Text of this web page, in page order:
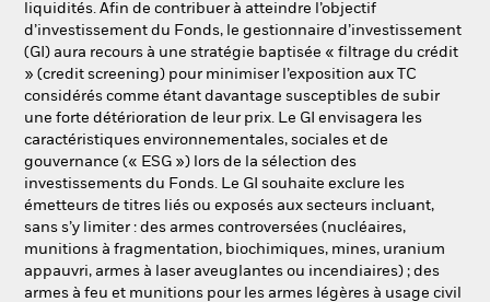
liquidités. Afin de contribuer à atteindre l’objectif
d’investissement du Fonds, le gestionnaire d’investissement
(GI) aura recours à une stratégie baptisée « filtrage du crédit
» (credit screening) pour minimiser l’exposition aux TC
considérés comme étant davantage susceptibles de subir
une forte détérioration de leur prix. Le GI envisagera les
caractéristiques environnementales, sociales et de
gouvernance (« ESG ») lors de la sélection des
investissements du Fonds. Le GI souhaite exclure les
émetteurs de titres liés ou exposés aux secteurs incluant,
sans s’y limiter : des armes controversées (nucléaires,
munitions à fragmentation, biochimiques, mines, uranium
appauvri, armes à laser aveuglantes ou incendiaires) ; des
armes à feu et munitions pour les armes légères à usage civil